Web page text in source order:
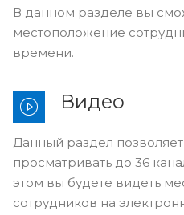
В данном разделе вы
местоположение
времени.
Видео
Данный раздел
просматривать до 36
этом вы будете видеть
сотрудников на